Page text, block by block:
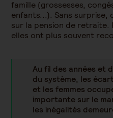
famille (grossesses,
enfants...). Sans
sur la pension de retraite.
elles ont plus souvent
Au fil des années et
du système, les
et les femmes
importante sur le
les inégalités